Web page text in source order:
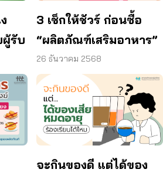
ผู้รับ
3 เช็กให้ชัวร์ ก่อนซื้อ
“ผลิตภัณฑ์เสริมอาหาร”
26 ธันวาคม 2568
จะกินของดี แต่ได้ของ